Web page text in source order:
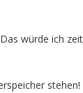
würde ich
stehen!